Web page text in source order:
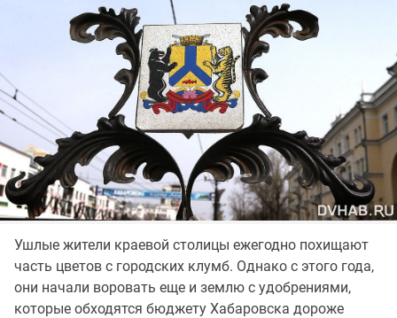
Ушлые жители краевой столицы ежегодно похищают
часть цветов с городских клумб. Однако с этого года,
они начали воровать еще и землю с удобрениями,
которые обходятся бюджету Хабаровска дороже